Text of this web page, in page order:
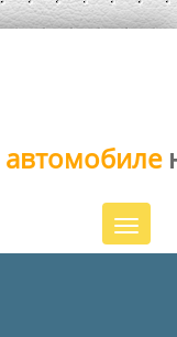
автомобиле